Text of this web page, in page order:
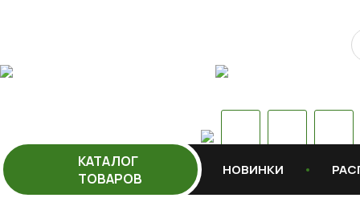
КАТАЛОГ
ТОВАРОВ
НОВИНКИ